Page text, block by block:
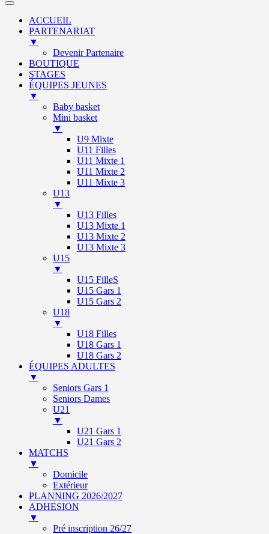
ACCUEIL
PARTENARIAT
▼
Devenir Partenaire
BOUTIQUE
STAGES
ÉQUIPES JEUNES
▼
Baby basket
Mini basket
▼
U9 Mixte
U11 Filles
U11 Mixte 1
U11 Mixte 2
U11 Mixte 3
U13
▼
U13 Filles
U13 Mixte 1
U13 Mixte 2
U13 Mixte 3
U15
▼
U15 FilleS
U15 Gars 1
U15 Gars 2
U18
▼
U18 Filles
U18 Gars 1
U18 Gars 2
ÉQUIPES ADULTES
▼
Seniors Gars 1
Seniors Dames
U21
▼
U21 Gars 1
U21 Gars 2
MATCHS
▼
Domicile
Extérieur
PLANNING 2026/2027
ADHESION
▼
Pré inscription 26/27